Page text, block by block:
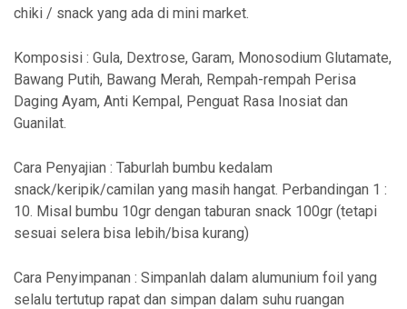
chiki / snack yang ada di mini market.
Komposisi : Gula, Dextrose, Garam, Monosodium Glutamate,
Bawang Putih, Bawang Merah, Rempah-rempah Perisa
Daging Ayam, Anti Kempal, Penguat Rasa Inosiat dan
Guanilat.
Cara Penyajian : Taburlah bumbu kedalam
snack/keripik/camilan yang masih hangat. Perbandingan 1 :
10. Misal bumbu 10gr dengan taburan snack 100gr (tetapi
sesuai selera bisa lebih/bisa kurang)
Cara Penyimpanan : Simpanlah dalam alumunium foil yang
selalu tertutup rapat dan simpan dalam suhu ruangan